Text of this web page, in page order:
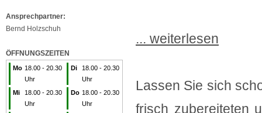
Ansprechpartner:
Bernd Holzschuh
ÖFFNUNGSZEITEN
Mo 18.00 - 20.30
Uhr
Di
18.00 - 20.30
Uhr
Mi
18.00 - 20.30
Uhr
Do 18.00 - 20.30
Uhr
... weiterlesen
Lassen Sie sich
frisch zubereiteten